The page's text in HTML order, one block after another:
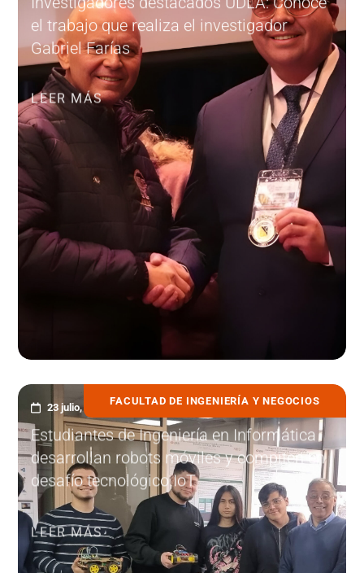
el trabajo que realiza el investigador
Gabriel Farías
LEER MÁS
FACULTAD DE INGENIERÍA Y NEGOCIOS
23 julio, 2026
Estudiantes de Ingeniería en Informática
desarrollan robots móviles y compiten en
desafío tecnológico IoT
LEER MÁS